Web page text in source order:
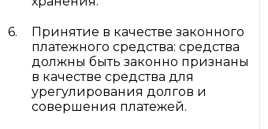
Принятие в качестве законного
платежного средства: средства
должны быть законно признаны
в качестве средства для
урегулирования долгов и
совершения платежей.